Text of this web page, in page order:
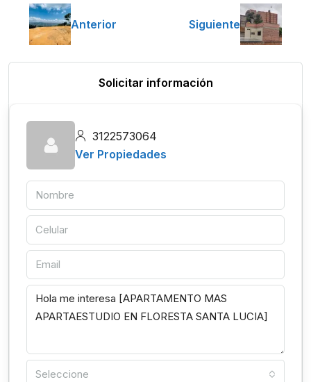
Anterior Siguiente
Solicitar información
3122573064
Ver Propiedades
Seleccione